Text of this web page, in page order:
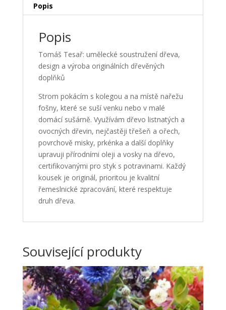
Popis
Popis
Tomáš Tesař: umělecké soustružení dřeva,
design a výroba originálních dřevěných
doplňků
Strom pokácím s kolegou a na místě nařežu
fošny, které se suší venku nebo v malé
domácí sušárně. Využívám dřevo listnatých a
ovocných dřevin, nejčastěji třešeň a ořech,
povrchově misky, prkénka a další doplňky
upravuji přírodními oleji a vosky na dřevo,
certifikovanými pro styk s potravinami. Každý
kousek je originál, prioritou je kvalitní
řemeslnické zpracování, které respektuje
druh dřeva.
Související produkty